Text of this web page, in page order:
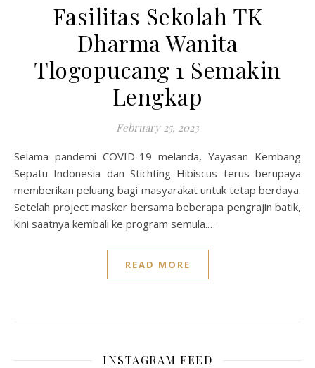
Fasilitas Sekolah TK
Dharma Wanita
Tlogopucang 1 Semakin
Lengkap
February 25, 2023
Selama pandemi COVID-19 melanda, Yayasan Kembang
Sepatu Indonesia dan Stichting Hibiscus terus berupaya
memberikan peluang bagi masyarakat untuk tetap berdaya.
Setelah project masker bersama beberapa pengrajin batik,
kini saatnya kembali ke program semula.…
READ MORE
INSTAGRAM FEED